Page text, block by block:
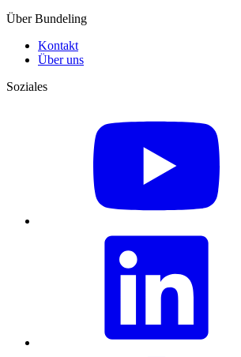
Über Bundeling
Kontakt
Über uns
Soziales